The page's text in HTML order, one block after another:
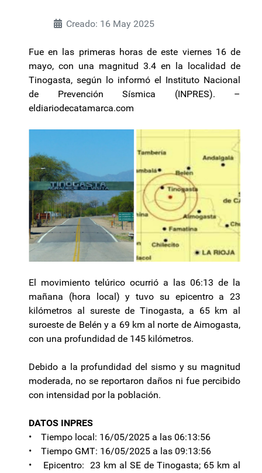
Creado: 16 May 2025
Fue en las primeras horas de este viernes 16 de
mayo, con una magnitud 3.4 en la localidad de
Tinogasta, según lo informó el Instituto Nacional
de Prevención Sísmica (INPRES). –
eldiariodecatamarca.com
El movimiento telúrico ocurrió a las 06:13 de la
mañana (hora local) y tuvo su epicentro a 23
kilómetros al sureste de Tinogasta, a 65 km al
suroeste de Belén y a 69 km al norte de Aimogasta,
con una profundidad de 145 kilómetros.
Debido a la profundidad del sismo y su magnitud
moderada, no se reportaron daños ni fue percibido
con intensidad por la población.
DATOS INPRES
• Tiempo local: 16/05/2025 a las 06:13:56
• Tiempo GMT: 16/05/2025 a las 09:13:56
• Epicentro: 23 km al SE de Tinogasta; 65 km al